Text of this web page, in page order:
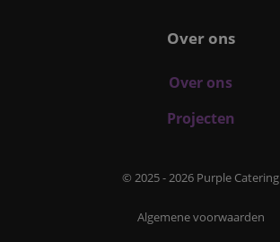
Over ons
Over ons
Projecten
© 2025 - 2026 Purple Catering
Algemene voorwaarden